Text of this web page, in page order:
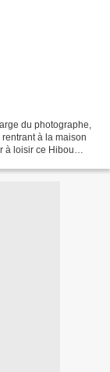
du photographe,
à la maison
à loisir ce Hibou